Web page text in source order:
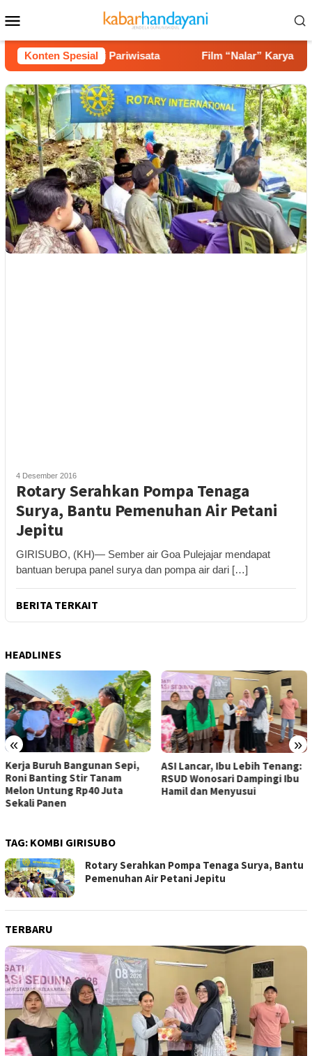
ke
kontenMobile
Konten Spesial
Potensi Pariwisata Film “Nalar” Karya Guru
4 Desember 2016
Rotary Serahkan Pompa Tenaga
Surya, Bantu Pemenuhan Air Petani
Jepitu
GIRISUBO, (KH)— Sember air Goa Pulejajar mendapat
bantuan berupa panel surya dan pompa air dari […]
BERITA TERKAIT
HEADLINES
« »
Kerja Buruh Bangunan Sepi,
Roni Banting Stir Tanam
Melon Untung Rp40 Juta
Sekali Panen
ASI Lancar, Ibu Lebih Tenang:
RSUD Wonosari Dampingi Ibu
Hamil dan Menyusui
TAG: KOMBI GIRISUBO
Rotary Serahkan Pompa Tenaga Surya, Bantu
Pemenuhan Air Petani Jepitu
TERBARU